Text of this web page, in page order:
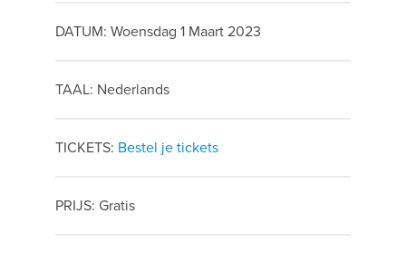
DATUM: Woensdag 1 Maart 2023
TAAL: Nederlands
TICKETS: Bestel je tickets
PRIJS: Gratis